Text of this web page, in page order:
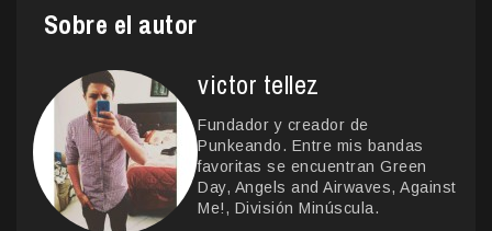
Sobre el autor
victor tellez
Fundador y creador de
Punkeando. Entre mis bandas
favoritas se encuentran Green
Day, Angels and Airwaves, Against
Me!, División Minúscula.